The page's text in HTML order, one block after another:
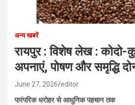
अन्य खबरें
रायपुर : विशेष लेख :
अपनाएं, पोषण और समृद्धि
June 27, 2026 editor
पारंपरिक धरोहर से आधुनिक पहचान तक